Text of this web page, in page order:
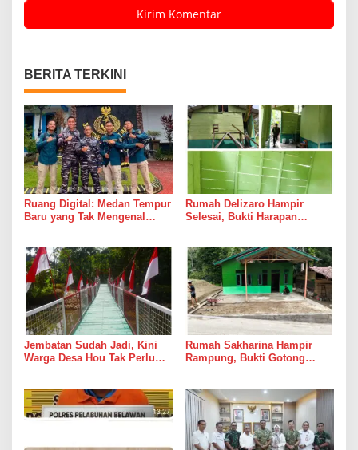
BERITA TERKINI
Ruang Digital: Medan Tempur
Baru yang Tak Mengenal
Rumah Delizaro Hampir
Selesai, Bukti Harapan
Jembatan Sudah Jadi, Kini
Warga Desa Hou Tak Perlu
Rumah Sakharina Hampir
Rampung, Bukti Gotong